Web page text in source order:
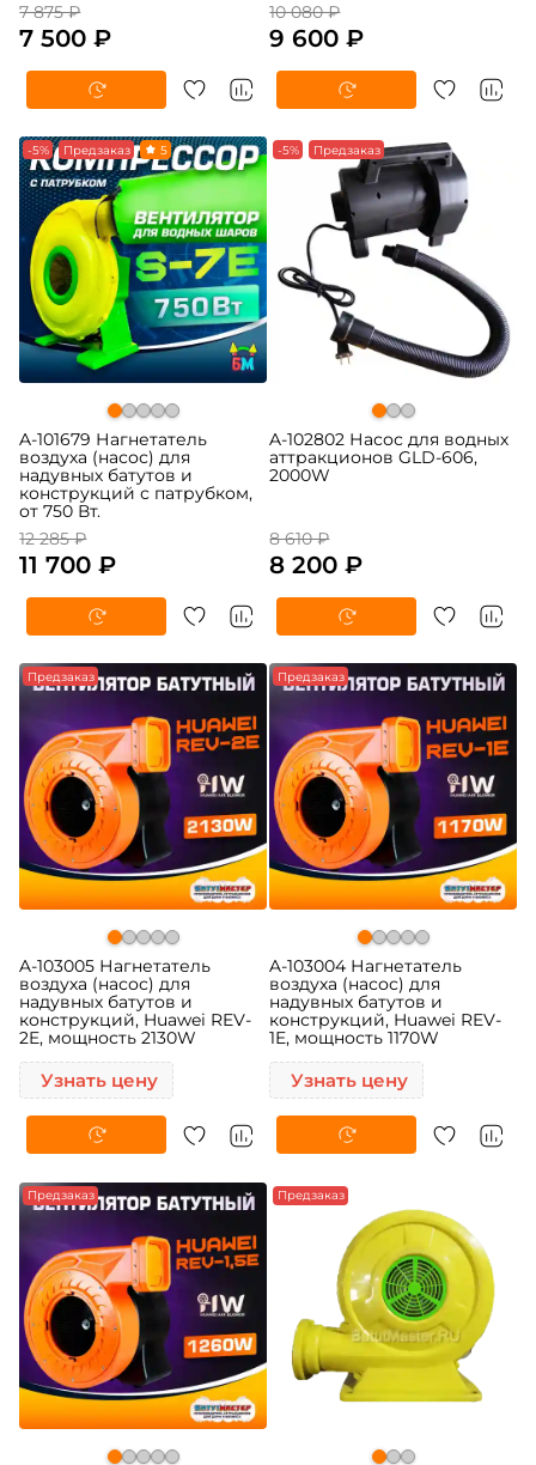
7 875 ₽
7 500 ₽
10 080 ₽
9 600 ₽
-5% Предзаказ 5
A-101679 Нагнетатель
воздуха (насос) для
надувных батутов и
конструкций с патрубком,
от 750 Вт.
12 285 ₽
11 700 ₽
-5% Предзаказ
A-102802 Насос для водных
аттракционов GLD-606,
2000W
8 610 ₽
8 200 ₽
Предзаказ
A-103005 Нагнетатель
воздуха (насос) для
надувных батутов и
конструкций, Huawei REV-
2E, мощность 2130W
Узнать цену
Предзаказ
A-103004 Нагнетатель
воздуха (насос) для
надувных батутов и
конструкций, Huawei REV-
1E, мощность 1170W
Узнать цену
Предзаказ Предзаказ